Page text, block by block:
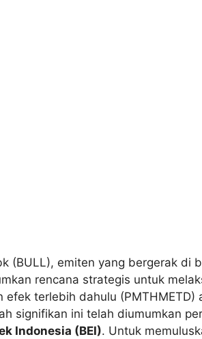
(BULL), emiten yang bergerak di
rencana strategis untuk
efek terlebih dahulu (PMTHMETD)
signifikan ini telah diumumkan
Indonesia (BEI). Untuk